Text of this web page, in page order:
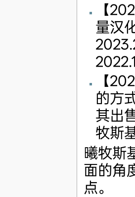
【
量汉
【
的方
其出
牧斯
曦牧斯
面的角
点。